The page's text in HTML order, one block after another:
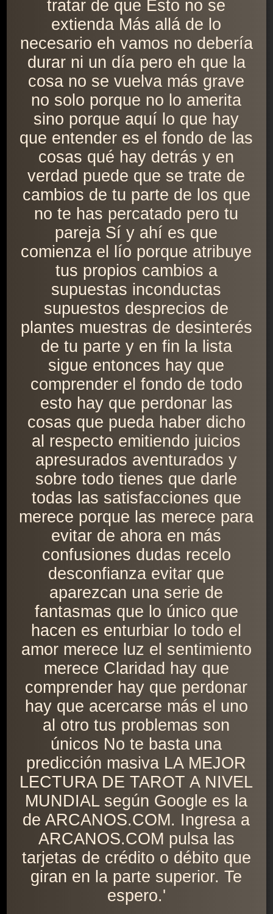
tratar de que Esto no se
extienda Más allá de lo
necesario eh vamos no debería
durar ni un día pero eh que la
cosa no se vuelva más grave
no solo porque no lo amerita
sino porque aquí lo que hay
que entender es el fondo de las
cosas qué hay detrás y en
verdad puede que se trate de
cambios de tu parte de los que
no te has percatado pero tu
pareja Sí y ahí es que
comienza el lío porque atribuye
tus propios cambios a
supuestas inconductas
supuestos desprecios de
plantes muestras de desinterés
de tu parte y en fin la lista
sigue entonces hay que
comprender el fondo de todo
esto hay que perdonar las
cosas que pueda haber dicho
al respecto emitiendo juicios
apresurados aventurados y
sobre todo tienes que darle
todas las satisfacciones que
merece porque las merece para
evitar de ahora en más
confusiones dudas recelo
desconfianza evitar que
aparezcan una serie de
fantasmas que lo único que
hacen es enturbiar lo todo el
amor merece luz el sentimiento
merece Claridad hay que
comprender hay que perdonar
hay que acercarse más el uno
al otro tus problemas son
únicos No te basta una
predicción masiva LA MEJOR
LECTURA DE TAROT A NIVEL
MUNDIAL según Google es la
de ARCANOS.COM. Ingresa a
ARCANOS.COM pulsa las
tarjetas de crédito o débito que
giran en la parte superior. Te
espero.'